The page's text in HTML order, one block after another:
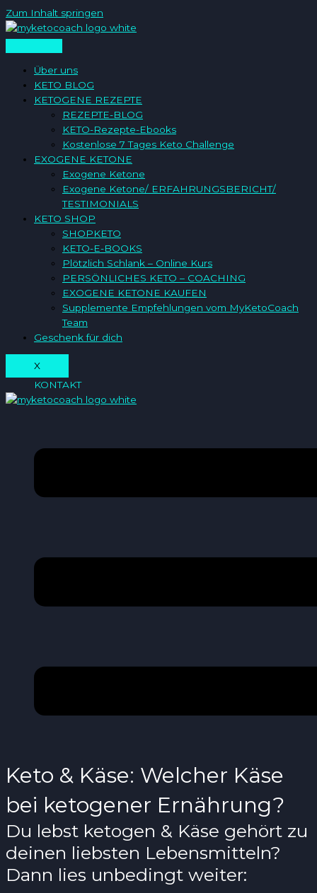
Zum Inhalt springen
Über uns
KETO BLOG
KETOGENE REZEPTE
REZEPTE-BLOG
KETO-Rezepte-Ebooks
Kostenlose 7 Tages Keto Challenge
EXOGENE KETONE
Exogene Ketone
Exogene Ketone/ ERFAHRUNGSBERICHT/
TESTIMONIALS
KETO SHOP
SHOPKETO
KETO-E-BOOKS
Plötzlich Schlank – Online Kurs
PERSÖNLICHES KETO – COACHING
EXOGENE KETONE KAUFEN
Supplemente Empfehlungen vom MyKetoCoach
Team
Geschenk für dich
X
KONTAKT
Keto & Käse: Welcher Käse
bei ketogener Ernährung?
Du lebst ketogen & Käse gehört zu
deinen liebsten Lebensmitteln?
Dann lies unbedingt weiter: